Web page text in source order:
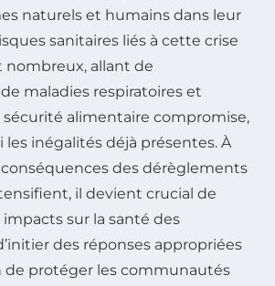
naturels et humains dans leur
sanitaires liés à cette crise
nombreux, allant de
maladies respiratoires et
sécurité alimentaire compromise,
les inégalités déjà présentes. À
des dérèglements
il devient crucial de
sur la santé des
des réponses appropriées
de protéger les communautés